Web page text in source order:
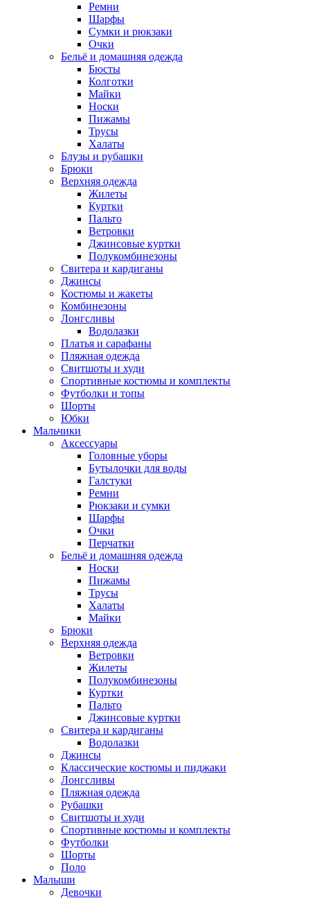
Ремни
Шарфы
Сумки и рюкзаки
Очки
Бельё и домашняя одежда
Бюсты
Колготки
Майки
Носки
Пижамы
Трусы
Халаты
Блузы и рубашки
Брюки
Верхняя одежда
Жилеты
Куртки
Пальто
Ветровки
Джинсовые куртки
Полукомбинезоны
Свитера и кардиганы
Джинсы
Костюмы и жакеты
Комбинезоны
Лонгсливы
Водолазки
Платья и сарафаны
Пляжная одежда
Свитшоты и худи
Спортивные костюмы и комплекты
Футболки и топы
Шорты
Юбки
Мальчики
Аксессуары
Головные уборы
Бутылочки для воды
Галстуки
Ремни
Рюкзаки и сумки
Шарфы
Очки
Перчатки
Бельё и домашняя одежда
Носки
Пижамы
Трусы
Халаты
Майки
Брюки
Верхняя одежда
Ветровки
Жилеты
Полукомбинезоны
Куртки
Пальто
Джинсовые куртки
Свитера и кардиганы
Водолазки
Джинсы
Классические костюмы и пиджаки
Лонгсливы
Пляжная одежда
Рубашки
Свитшоты и худи
Спортивные костюмы и комплекты
Футболки
Шорты
Поло
Малыши
Девочки